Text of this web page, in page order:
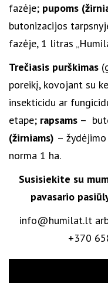
fazėje; pupoms
butonizacijos
fazėje, 1 litras
Trečiasis purškimas
poreikį, kovojant su
insekticidu ar
etape; rapsams –
(žirniams) –
norma 1 ha.
Susisiekite su
pavasario
info@humilat.lt
+370